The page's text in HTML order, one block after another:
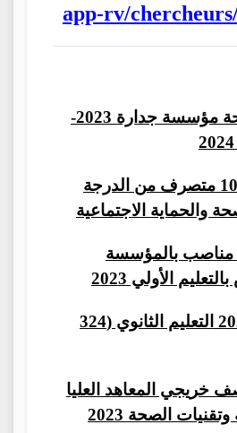
app-rv/
التسجيل في منحة مؤسسة جدارة 2023-
مباراة توظيف 100 متصرف من الدرجة
والحماية الاجتماعية
مباراة توظيف 3 مناصب بالمؤسسة
الأولي 2023
مباراة التبريز 2023 التعليم الثانوي (324
خريجي المعاهد العليا
الصحة 2023